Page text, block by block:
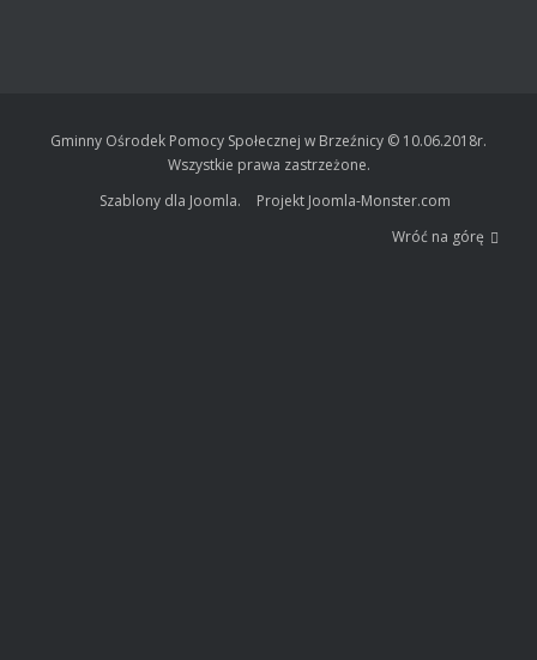
Gminny Ośrodek Pomocy Społecznej w Brzeźnicy © 10.06.2018r.
Wszystkie prawa zastrzeżone.
Szablony dla Joomla.
Projekt Joomla-Monster.com
Wróć na górę